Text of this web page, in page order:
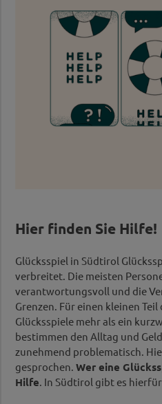
Hier finden Sie Hilfe!
Glücksspiel in Südtirol
verbreitet. Die meisten
verantwortungsvoll und die
Grenzen. Für einen kleinen
Glücksspiele mehr als ein
bestimmen den Alltag und
zunehmend problematisch.
gesprochen. Wer eine
Hilfe. In Südtirol gibt es